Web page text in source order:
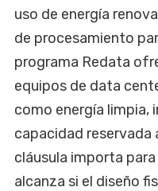
uso de energía
de procesamiento
programa Redata
equipos de data
como energía limpia,
capacidad reservada
cláusula importa
alcanza si el diseño